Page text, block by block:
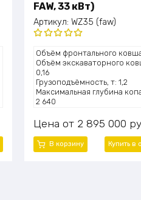
FAW, 33 кВт)
Артикул: WZ35 (faw)
Оценка
5.00из 5
Объём фронтального
Объём экскаваторного
0,16
Грузоподъёмность, т: 1,2
Максимальная глубина
2 640
830
Мощность двигателя, л.с.:
кВт)
Модель двигателя: Xinchai
Цена 2 895 000
В корзину Купить в